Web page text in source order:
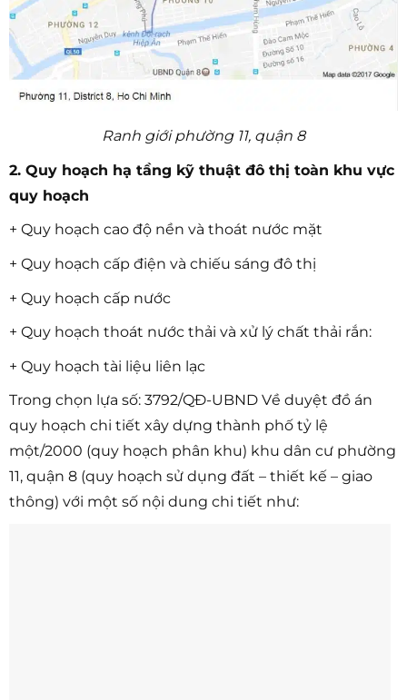
Ranh giới phường 11, quận 8
2. Quy hoạch hạ tầng kỹ thuật đô thị toàn khu vực
quy hoạch
+ Quy hoạch cao độ nền và thoát nước mặt
+ Quy hoạch cấp điện và chiếu sáng đô thị
+ Quy hoạch cấp nước
+ Quy hoạch thoát nước thải và xử lý chất thải rắn:
+ Quy hoạch tài liệu liên lạc
Trong chọn lựa số: 3792/QĐ-UBND Về duyệt đồ án
quy hoạch chi tiết xây dựng thành phố tỷ lệ
một/2000 (quy hoạch phân khu) khu dân cư phường
11, quận 8 (quy hoạch sử dụng đất – thiết kế – giao
thông) với một số nội dung chi tiết như: